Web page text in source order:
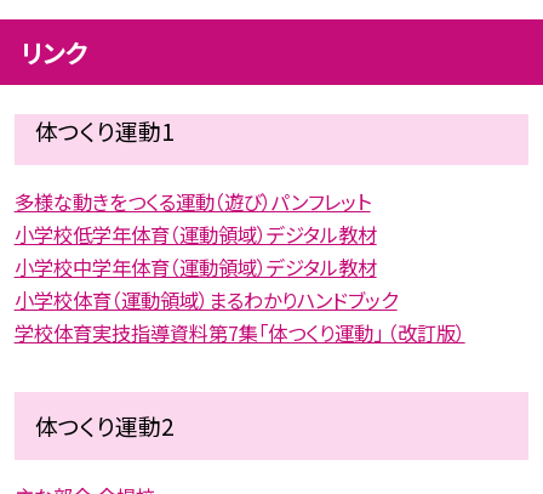
リンク
体つくり運動1
多様な動きをつくる運動（遊び）パンフレット
小学校低学年体育（運動領域）デジタル教材
小学校中学年体育（運動領域）デジタル教材
小学校体育（運動領域）まるわかりハンドブック
学校体育実技指導資料第7集「体つくり運動」 （改訂版）
体つくり運動2